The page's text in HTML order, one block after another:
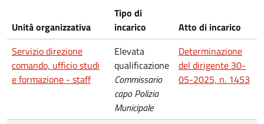
Unità organizzativa
Tipo di
incarico
Atto di incarico
Servizio direzione
comando, ufficio studi
e formazione - staff
Elevata
qualificazione
Commissario
capo Polizia
Municipale
Determinazione
del dirigente 30-
05-2025, n. 1453